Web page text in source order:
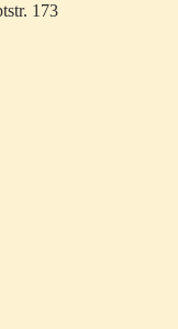
173